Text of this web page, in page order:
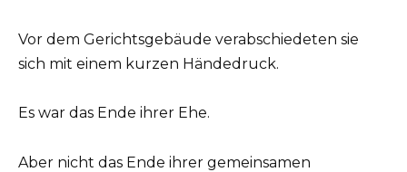
Vor dem Gerichtsgebäude verabschiedeten sie
sich mit einem kurzen Händedruck.
Es war das Ende ihrer Ehe.
Aber nicht das Ende ihrer gemeinsamen